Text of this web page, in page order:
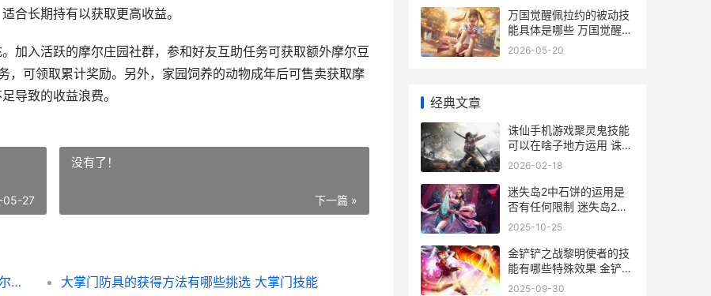
合长期持有以获取更高收益。
加入活跃的摩尔庄园社群，参和好友互助任务可获取额外摩尔豆
，可领取累计奖励。另外，家园饲养的动物成年后可售卖获取摩
导致的收益浪费。
05-27
没有了！
下一篇 »
摩尔庄园新人是否有办法迅速积累摩尔豆 摩尔庄园新人任务 大掌门防具的获得方法有哪些挑选 大掌门技能
万国觉醒佩拉约的被动技
能具体是哪些 万国觉醒佩
拉约值得培养吗
2026-05-20
经典文章
诛仙手机游戏聚灵鬼技能
可以在啥子地方运用 诛仙
游戏
2026-02-18
迷失岛2中石饼的运用是
否有任何限制 迷失岛2石
饼怎么用
2025-10-25
金铲铲之战黎明使者的技
能有哪些特殊效果 金铲铲
之战 黎明
2025-09-30